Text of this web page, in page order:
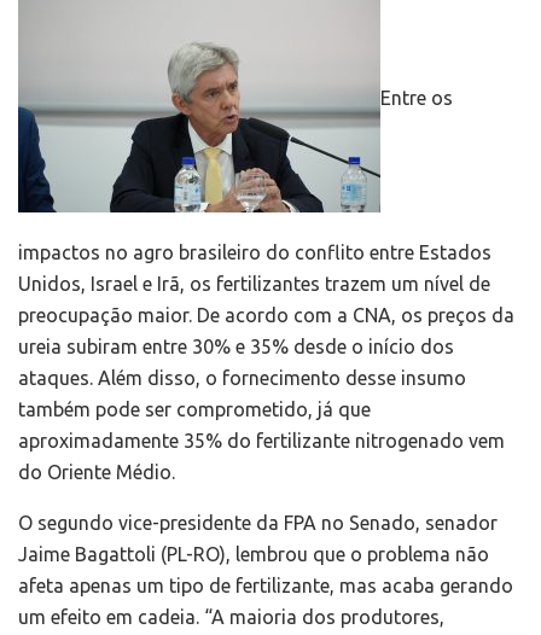
Entre os
impactos no agro brasileiro do conflito entre Estados
Unidos, Israel e Irã, os fertilizantes trazem um nível de
preocupação maior. De acordo com a CNA, os preços da
ureia subiram entre 30% e 35% desde o início dos
ataques. Além disso, o fornecimento desse insumo
também pode ser comprometido, já que
aproximadamente 35% do fertilizante nitrogenado vem
do Oriente Médio.
O segundo vice-presidente da FPA no Senado, senador
Jaime Bagattoli (PL-RO), lembrou que o problema não
afeta apenas um tipo de fertilizante, mas acaba gerando
um efeito em cadeia. “A maioria dos produtores,